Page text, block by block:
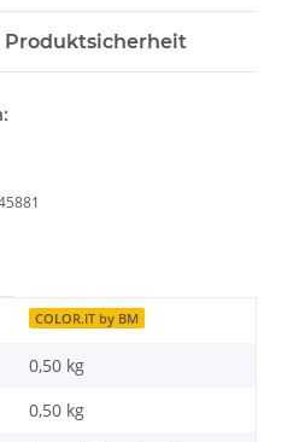
Produktsicherheit
COLOR.IT by BM
0,50 kg
0,50 kg